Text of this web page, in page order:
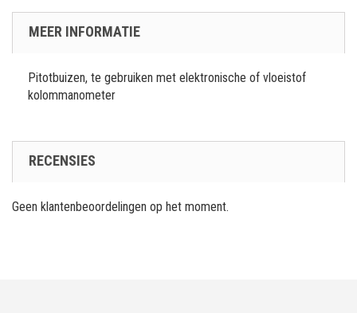
MEER INFORMATIE
Pitotbuizen, te gebruiken met elektronische of vloeistof
kolommanometer
RECENSIES
Geen klantenbeoordelingen op het moment.